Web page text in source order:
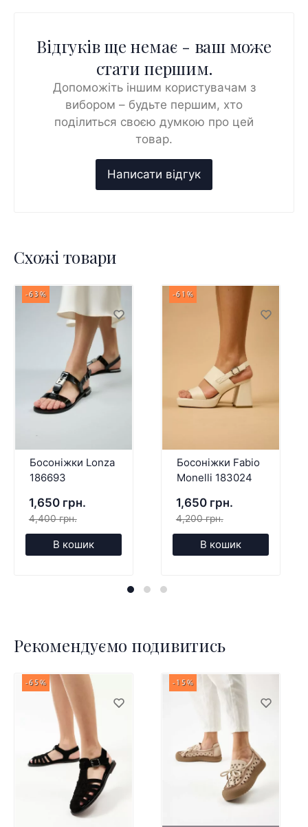
Відгуків ще немає - ваш може
стати першим.
Допоможіть іншим користувачам з
вибором – будьте першим, хто
поділиться своєю думкою про цей
товар.
Схожі товари
-63%
Босоніжки Lonza
186693
1,650 грн.
4,400 грн.
В кошик
-61%
Босоніжки Fabio
Monelli 183024
1,650 грн.
4,200 грн.
В кошик
Рекомендуємо подивитись
-65% -15%